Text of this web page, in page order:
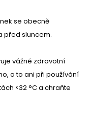
se obecně
před sluncem.
vážné zdravotní
a to ani při používání
<32 °C a chraňte